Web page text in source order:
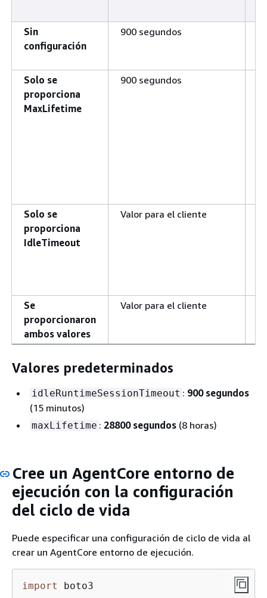
Sin
configuración
900 segundos
Solo se
proporciona
MaxLifetime
900 segundos
Solo se
proporciona
IdleTimeout
Valor para el cliente
Se
proporcionaron
ambos valores
Valor para el cliente
Valores predeterminados
idleRuntimeSessionTimeout : 900 segundos
(15 minutos)
maxLifetime : 28800 segundos (8 horas)
Cree un AgentCore entorno de
ejecución con la configuración
del ciclo de vida
Puede especificar una configuración de ciclo de vida al
crear un AgentCore entorno de ejecución.
import boto3